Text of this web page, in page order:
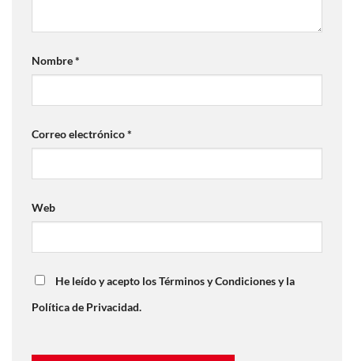
Nombre*
Correo electrónico*
Web
He leído y acepto los Términos y Condiciones y la
Política de Privacidad.